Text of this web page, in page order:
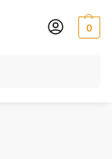
0
poza promocją)